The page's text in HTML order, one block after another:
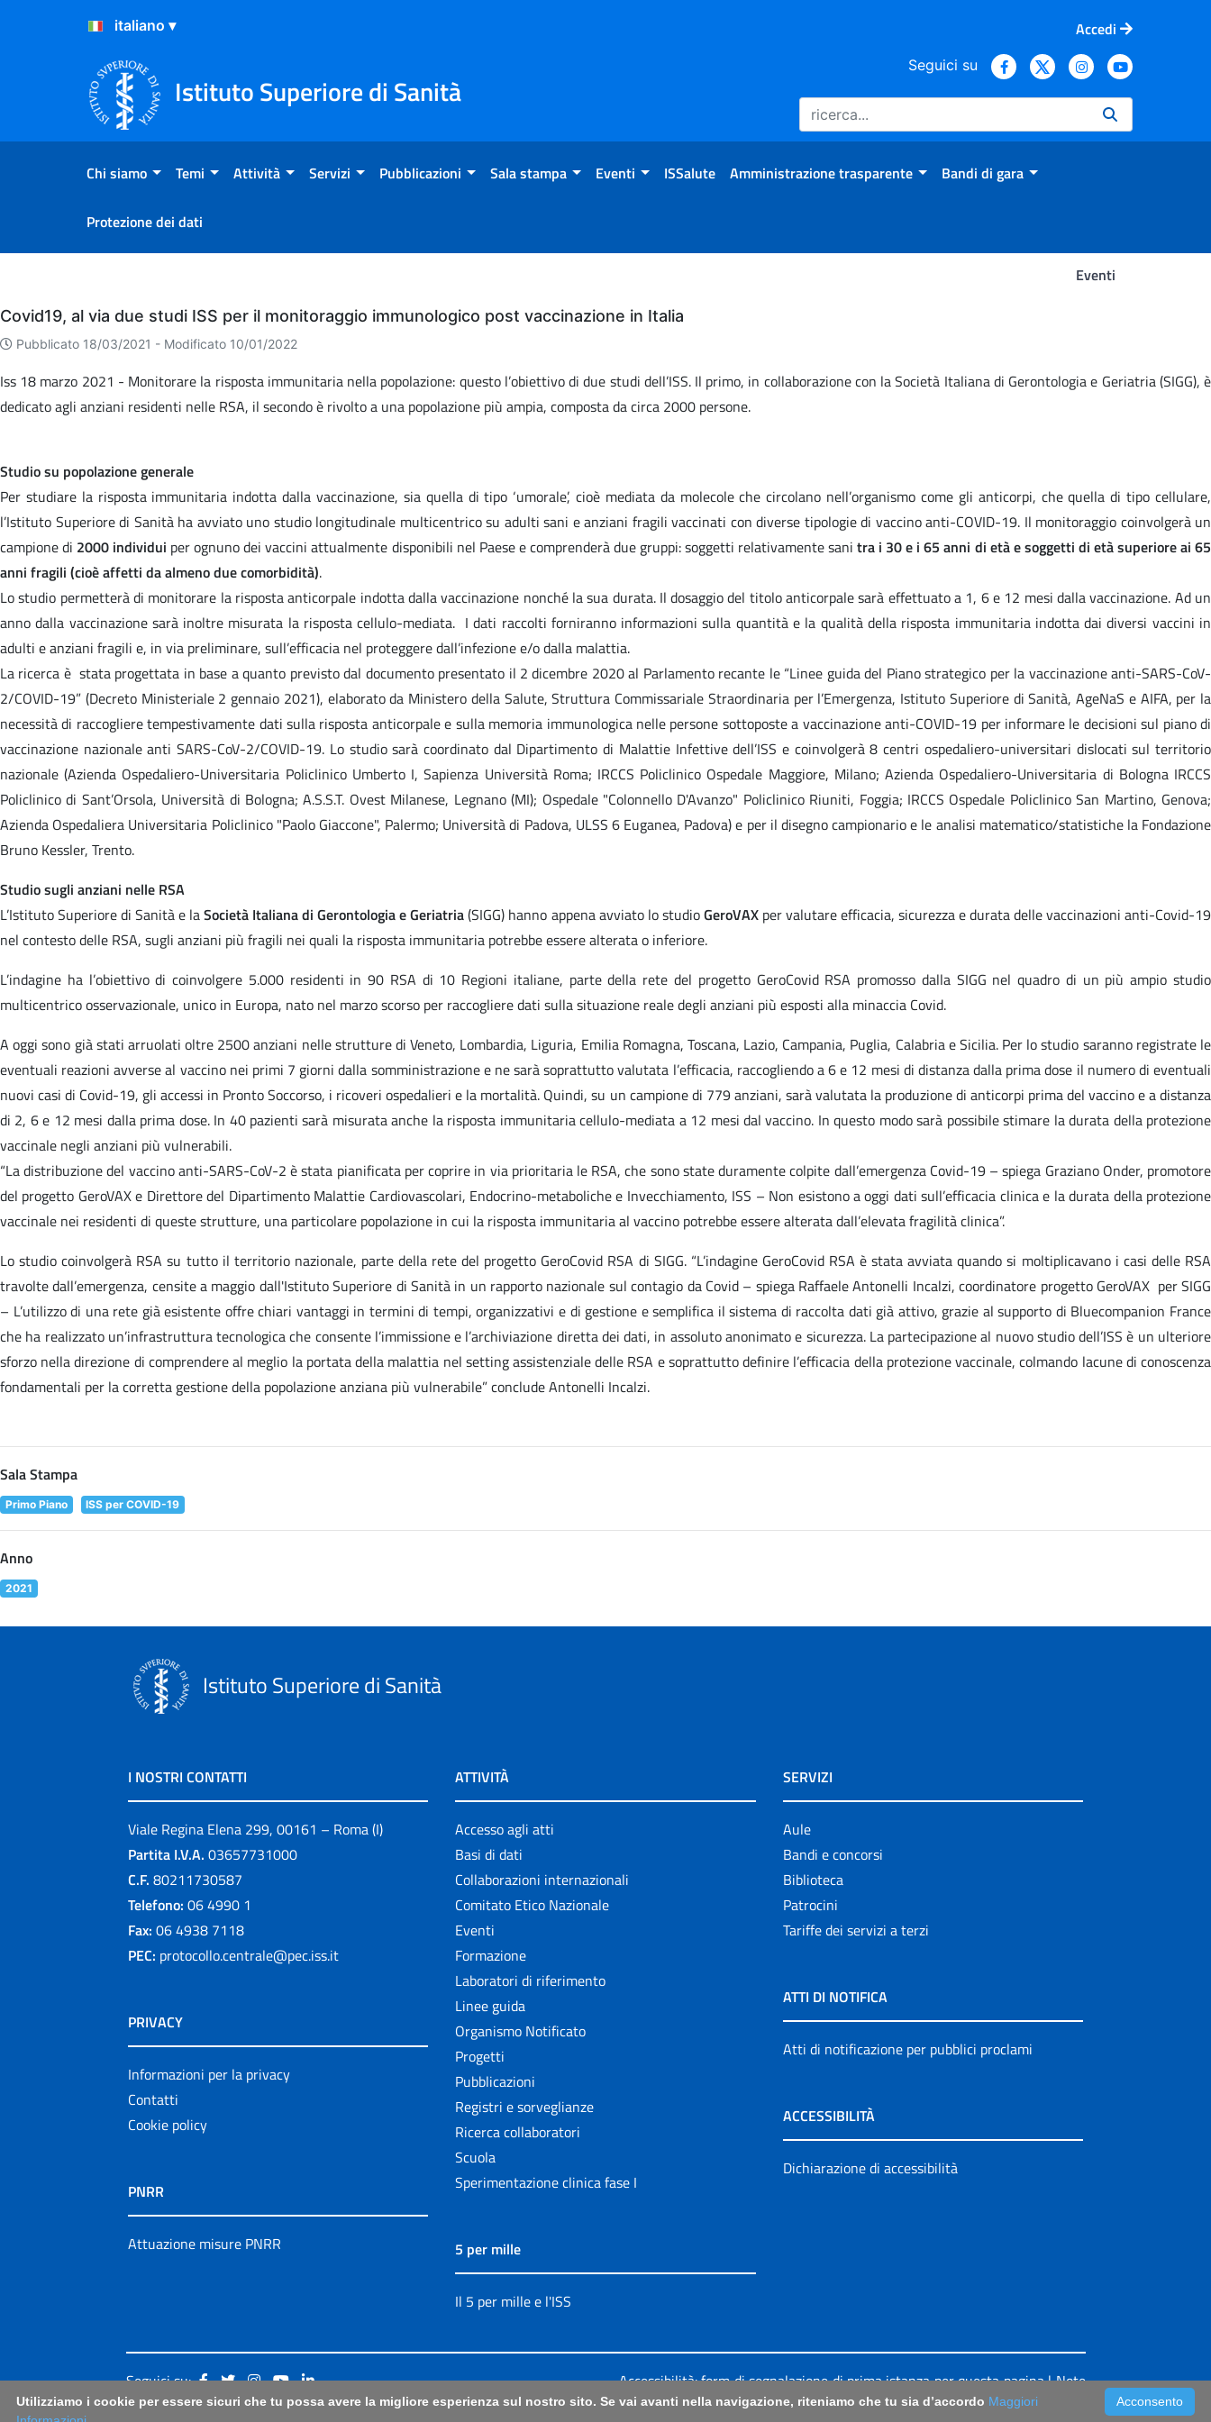
Salta al Contenuto
Salta al Footer
Accedi
Istituto Superiore di Sanità
Seguici su
Chi siamo Temi Attività Servizi Pubblicazioni Sala stampa Eventi ISSalute Amministrazione trasparente Bandi di gara
Protezione dei dati
Eventi
Eventi
Covid19, al via due studi ISS per il monitoraggio immunologico post vaccinazione in Italia
Pubblicato 18/03/2021 - Modificato 10/01/2022
Iss 18 marzo 2021 - Monitorare la risposta immunitaria nella popolazione: questo l’obiettivo di due studi dell’ISS. Il primo, in collaborazione con la Società Italiana di Gerontologia e Geriatria (SIGG), è
dedicato agli anziani residenti nelle RSA, il secondo è rivolto a una popolazione più ampia, composta da circa 2000 persone.
Studio su popolazione generale
Per studiare la risposta immunitaria indotta dalla vaccinazione, sia quella di tipo ‘umorale’, cioè mediata da molecole che circolano nell’organismo come gli anticorpi, che quella di tipo cellulare,
l’Istituto Superiore di Sanità ha avviato uno studio longitudinale multicentrico su adulti sani e anziani fragili vaccinati con diverse tipologie di vaccino anti-COVID-19. Il monitoraggio coinvolgerà un
campione di 2000 individui per ognuno dei vaccini attualmente disponibili nel Paese e comprenderà due gruppi: soggetti relativamente sanitra i 30 e i 65 anni di età e soggetti di età superiore ai 65
anni fragili (cioè affetti da almeno due comorbidità).
Lo studio permetterà di monitorare la risposta anticorpale indotta dalla vaccinazione nonché la sua durata. Il dosaggio del titolo anticorpale sarà effettuato a 1, 6 e 12 mesi dalla vaccinazione. Ad un
anno dalla vaccinazione sarà inoltre misurata la risposta cellulo-mediata. I dati raccolti forniranno informazioni sulla quantità e la qualità della risposta immunitaria indotta dai diversi vaccini in
adulti e anziani fragili e, in via preliminare, sull’efficacia nel proteggere dall’infezione e/o dalla malattia.
La ricerca è stata progettata in base a quanto previsto dal documento presentato il 2 dicembre 2020 al Parlamento recante le “Linee guida del Piano strategico per la vaccinazione anti-SARS-CoV-
2/COVID-19” (Decreto Ministeriale 2 gennaio 2021), elaborato da Ministero della Salute, Struttura Commissariale Straordinaria per l’Emergenza, Istituto Superiore di Sanità, AgeNaS e AIFA, per la
necessità di raccogliere tempestivamente dati sulla risposta anticorpale e sulla memoria immunologica nelle persone sottoposte a vaccinazione anti-COVID-19 per informare le decisioni sul piano di
vaccinazione nazionale anti SARS-CoV-2/COVID-19. Lo studio sarà coordinato dal Dipartimento di Malattie Infettive dell’ISS e coinvolgerà 8 centri ospedaliero-universitari dislocati sul territorio
nazionale (Azienda Ospedaliero-Universitaria Policlinico Umberto I, Sapienza Università Roma; IRCCS Policlinico Ospedale Maggiore, Milano; Azienda Ospedaliero-Universitaria di Bologna IRCCS
Policlinico di Sant’Orsola, Università di Bologna; A.S.S.T. Ovest Milanese, Legnano (MI); Ospedale "Colonnello D'Avanzo" Policlinico Riuniti, Foggia; IRCCS Ospedale Policlinico San Martino, Genova;
Azienda Ospedaliera Universitaria Policlinico "Paolo Giaccone", Palermo; Università di Padova, ULSS 6 Euganea, Padova) e per il disegno campionario e le analisi matematico/statistiche la Fondazione
Bruno Kessler, Trento.
Studio sugli anziani nelle RSA
L’Istituto Superiore di Sanità e laSocietà Italiana di Gerontologia e Geriatria(SIGG) hanno appena avviato lo studioGeroVAXper valutare efficacia, sicurezza e durata delle vaccinazioni anti-Covid-19
nel contesto delle RSA, sugli anziani più fragili nei quali la risposta immunitaria potrebbe essere alterata o inferiore.
L’indagine ha l’obiettivo di coinvolgere 5.000 residenti in 90 RSA di 10 Regioni italiane, parte della rete del progetto GeroCovid RSA promosso dalla SIGG nel quadro di un più ampio studio
multicentrico osservazionale, unico in Europa, nato nel marzo scorso per raccogliere dati sulla situazione reale degli anziani più esposti alla minaccia Covid.
A oggi sono già stati arruolati oltre 2500 anziani nelle strutture di Veneto, Lombardia, Liguria, Emilia Romagna, Toscana, Lazio, Campania, Puglia, Calabria e Sicilia. Per lo studio saranno registrate le
eventuali reazioni avverse al vaccino nei primi 7 giorni dalla somministrazione e ne sarà soprattutto valutata l’efficacia, raccogliendo a 6 e 12 mesi di distanza dalla prima dose il numero di eventuali
nuovi casi di Covid-19, gli accessi in Pronto Soccorso, i ricoveri ospedalieri e la mortalità. Quindi, su un campione di 779 anziani, sarà valutata la produzione di anticorpi prima del vaccino e a distanza
di 2, 6 e 12 mesi dalla prima dose. In 40 pazienti sarà misurata anche la risposta immunitaria cellulo-mediata a 12 mesi dal vaccino. In questo modo sarà possibile stimare la durata della protezione
vaccinale negli anziani più vulnerabili.
“La distribuzione del vaccino anti-SARS-CoV-2 è stata pianificata per coprire in via prioritaria le RSA, che sono state duramente colpite dall’emergenza Covid-19 – spiega Graziano Onder, promotore
del progetto GeroVAX e Direttore del Dipartimento Malattie Cardiovascolari, Endocrino-metaboliche e Invecchiamento, ISS – Non esistono a oggi dati sull’efficacia clinica e la durata della protezione
vaccinale nei residenti di queste strutture, una particolare popolazione in cui la risposta immunitaria al vaccino potrebbe essere alterata dall’elevata fragilità clinica”.
Lo studio coinvolgerà RSA su tutto il territorio nazionale, parte della rete del progetto GeroCovid RSA di SIGG. “L’indagine GeroCovid RSA è stata avviata quando si moltiplicavano i casi delle RSA
travolte dall’emergenza, censite a maggio dall'Istituto Superiore di Sanità in un rapporto nazionale sul contagio da Covid – spiega Raffaele Antonelli Incalzi, coordinatore progetto GeroVAX per SIGG
– L’utilizzo di una rete già esistente offre chiari vantaggi in termini di tempi, organizzativi e di gestione e semplifica il sistema di raccolta dati già attivo, grazie al supporto di Bluecompanion France
che ha realizzato un’infrastruttura tecnologica che consente l’immissione e l’archiviazione diretta dei dati, in assoluto anonimato e sicurezza. La partecipazione al nuovo studio dell’ISS è un ulteriore
sforzo nella direzione di comprendere al meglio la portata della malattia nel setting assistenziale delle RSA e soprattutto definire l’efficacia della protezione vaccinale, colmando lacune di conoscenza
fondamentali per la corretta gestione della popolazione anziana più vulnerabile” conclude Antonelli Incalzi.
Sala Stampa
Primo Piano ISS per COVID-19
Anno
2021
Istituto Superiore di Sanità
I NOSTRI CONTATTI
Viale Regina Elena 299, 00161 – Roma (I)
Partita I.V.A. 03657731000
C.F. 80211730587
Telefono: 06 4990 1
Fax: 06 4938 7118
PEC: protocollo.centrale@pec.iss.it
PRIVACY
Informazioni per la privacy
Contatti
Cookie policy
PNRR
Attuazione misure PNRR
ATTIVITÀ
Accesso agli atti
Basi di dati
Collaborazioni internazionali
Comitato Etico Nazionale
Eventi
Formazione
Laboratori di riferimento
Linee guida
Organismo Notificato
Progetti
Pubblicazioni
Registri e sorveglianze
Ricerca collaboratori
Scuola
Sperimentazione clinica fase I
5 per mille
Il 5 per mille e l'ISS
SERVIZI
Aule
Bandi e concorsi
Biblioteca
Patrocini
Tariffe dei servizi a terzi
ATTI DI NOTIFICA
Atti di notificazione per pubblici proclami
ACCESSIBILITÀ
Dichiarazione di accessibilità
Seguici su: Accessibilità: form di segnalazione di prima istanza per questa pagina|Note
Legali|Sitemap Acconsento
Utilizziamo i cookie per essere sicuri che tu possa avere la migliore esperienza sul nostro sito. Se vai avanti nella navigazione, riteniamo che tu sia d’accordo Maggiori